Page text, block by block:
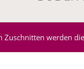
werden